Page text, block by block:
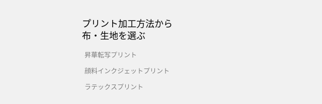
プリント加工方法から
布・生地を選ぶ
昇華転写プリント
顔料インクジェットプリント
ラテックスプリント